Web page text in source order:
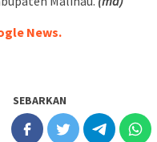
News.
SEBARKAN